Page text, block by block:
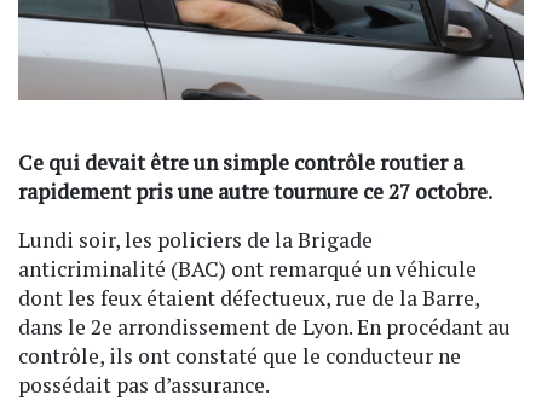
Ce qui devait être un simple contrôle routier a
rapidement pris une autre tournure ce 27 octobre.
Lundi soir, les policiers de la Brigade
anticriminalité (BAC) ont remarqué un véhicule
dont les feux étaient défectueux, rue de la Barre,
dans le 2e arrondissement de Lyon. En procédant au
contrôle, ils ont constaté que le conducteur ne
possédait pas d’assurance.